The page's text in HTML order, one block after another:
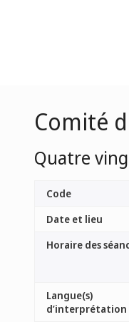
Comité
Quatre
Code
Date et lieu
Horaire des
Langue(s)
d’interprétation